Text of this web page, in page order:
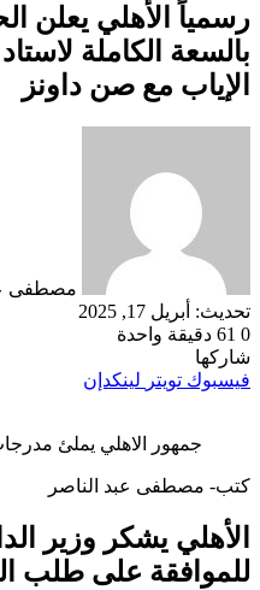
رسمياً الأهلي يعلن
بالسعة الكاملة
الإياب مع صن داونز
مصطفى
تحديث: أبريل 17, 2025
0
دقيقة واحدة
شاركها
فيسبوك تويتر لينكدإن
جمهور الاهلي يملئ
كتب- مصطفى عبد الناصر
الأهلي يشكر وزير
للموافقة على طلب